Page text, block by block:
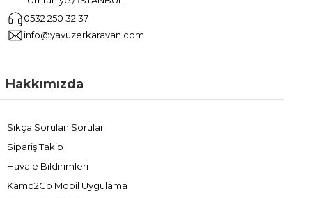
0532 250 32 37
info@yavuzerkaravan.com
Hakkımızda
Sıkça Sorulan Sorular
Sipariş Takip
Havale Bildirimleri
Kamp2Go Mobil Uygulama